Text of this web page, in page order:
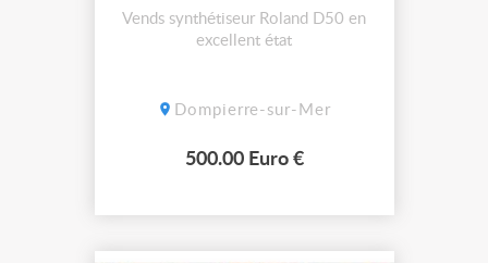
Vends synthétiseur Roland D50 en
excellent état
Dompierre-sur-Mer
500.00 Euro €